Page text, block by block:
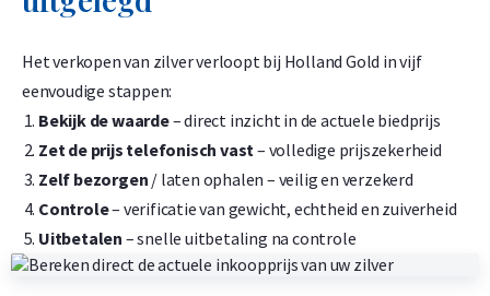
1,50% onder spot
- +
€1.487.075,43
Valcambi CombiBar 5 x 1 gram goudbaar
1,50% onder spot
- +
Het verkopen van zilver verloopt bij Holland Gold in vijf
eenvoudige stappen:
Bekijk de waarde– direct inzicht in de actuele biedprijs
Zet de prijs telefonisch vast– volledige prijszekerheid
Zelf bezorgen / laten ophalen – veilig en verzekerd
Controle– verificatie van gewicht, echtheid en zuiverheid
Uitbetalen – snelle uitbetaling na controle